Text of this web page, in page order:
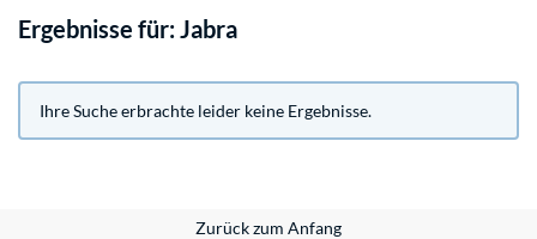
Ergebnisse für: Jabra
Ihre Suche erbrachte leider keine Ergebnisse.
Zurück zum Anfang